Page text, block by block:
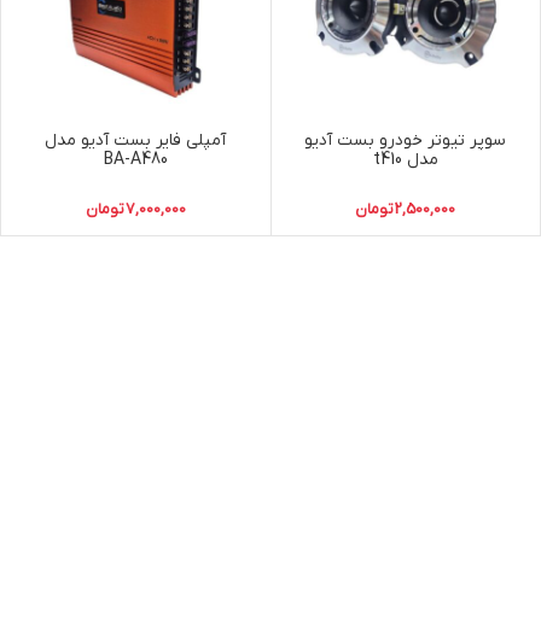
سوپر تیوتر خودرو بست آدیو
مدل t410
2,500,000تومان
آمپلی فایر بست آدیو مدل
BA-A480
7,000,000تومان